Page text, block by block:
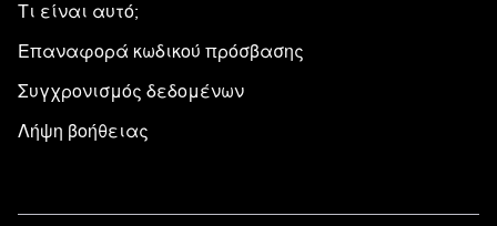
Τι είναι αυτό;
Επαναφορά κωδικού πρόσβασης
Συγχρονισμός δεδομένων
Λήψη βοήθειας